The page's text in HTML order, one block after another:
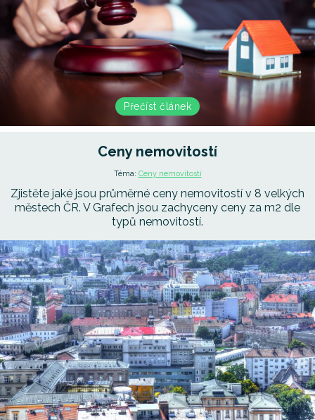
Přečíst článek
Ceny nemovitostí
Téma: Ceny nemovitostí
Zjistěte jaké jsou průměrné ceny nemovitostí v 8 velkých
městech ČR. V Grafech jsou zachyceny ceny za m2 dle
typů nemovitostí.